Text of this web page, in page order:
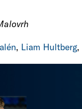
, Liam Hultberg,